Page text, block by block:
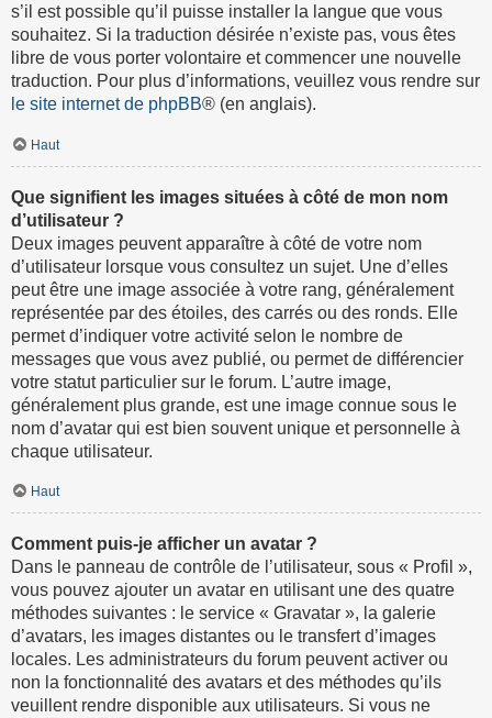
s’il est possible qu’il puisse installer la langue que vous
souhaitez. Si la traduction désirée n’existe pas, vous êtes
libre de vous porter volontaire et commencer une nouvelle
traduction. Pour plus d’informations, veuillez vous rendre sur
le site internet de phpBB® (en anglais).
Haut
Que signifient les images situées à côté de mon nom
d’utilisateur ?
Deux images peuvent apparaître à côté de votre nom
d’utilisateur lorsque vous consultez un sujet. Une d’elles
peut être une image associée à votre rang, généralement
représentée par des étoiles, des carrés ou des ronds. Elle
permet d’indiquer votre activité selon le nombre de
messages que vous avez publié, ou permet de différencier
votre statut particulier sur le forum. L’autre image,
généralement plus grande, est une image connue sous le
nom d’avatar qui est bien souvent unique et personnelle à
chaque utilisateur.
Haut
Comment puis-je afficher un avatar ?
Dans le panneau de contrôle de l’utilisateur, sous « Profil »,
vous pouvez ajouter un avatar en utilisant une des quatre
méthodes suivantes : le service « Gravatar », la galerie
d’avatars, les images distantes ou le transfert d’images
locales. Les administrateurs du forum peuvent activer ou
non la fonctionnalité des avatars et des méthodes qu’ils
veuillent rendre disponible aux utilisateurs. Si vous ne